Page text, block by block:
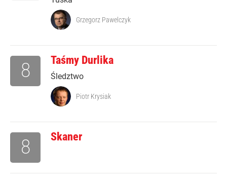
Grzegorz Pawelczyk
Taśmy Durlika
Śledztwo
8
Piotr Krysiak
Skaner
8